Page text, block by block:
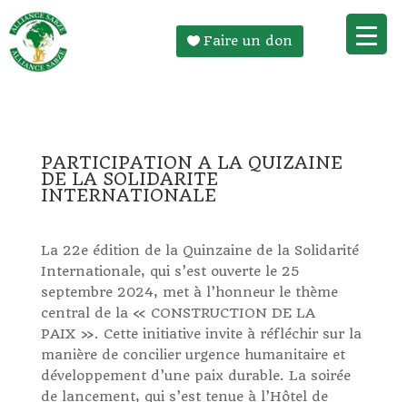
Faire un don
PARTICIPATION A LA QUIZAINE
DE LA SOLIDARITE
INTERNATIONALE
La 22e édition de la Quinzaine de la Solidarité
Internationale, qui s’est ouverte le 25
septembre 2024, met à l’honneur le thème
central de la « CONSTRUCTION DE LA
PAIX ». Cette initiative invite à réfléchir sur la
manière de concilier urgence humanitaire et
développement d’une paix durable. La soirée
de lancement, qui s’est tenue à l’Hôtel de